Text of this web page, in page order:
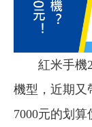
紅米手機
機型，近期又
7000元的划